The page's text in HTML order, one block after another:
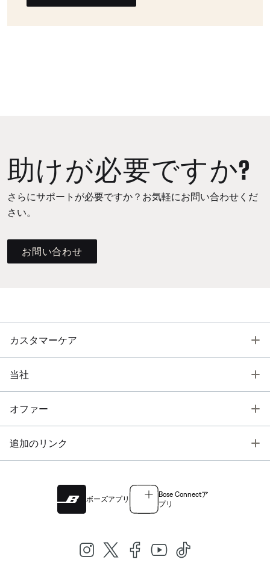
助けが必要ですか?
さらにサポートが必要ですか？お気軽にお問い合わせくだ
さい。
お問い合わせ
カスタマーケア
当社
オファー
追加のリンク
ボーズアプリ
Bose Connectア
プリ